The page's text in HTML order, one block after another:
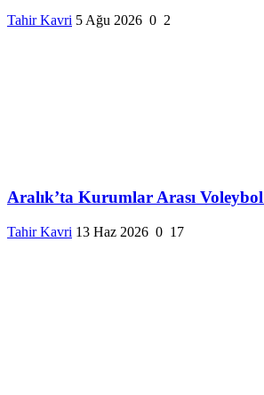
Tahir Kavri 5 Ağu 2026 0 2
Aralık’ta Kurumlar Arası
Tahir Kavri 13 Haz 2026 0 17